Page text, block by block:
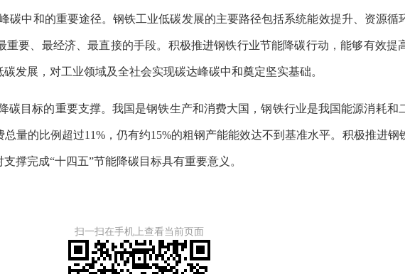
碳中和的重要途径。钢铁工业低碳发展的主要路径包括系统能效提升、资源循
要、最经济、最直接的手段。积极推进钢铁行业节能降碳行动，能够有效提
发展，对工业领域及全社会实现碳达峰碳中和奠定坚实基础。
碳目标的重要支撑。我国是钢铁生产和消费大国，钢铁行业是我国能源消耗和
量的比例超过11%，仍有约15%的粗钢产能能效达不到基准水平。积极推进
撑完成“十四五”节能降碳目标具有重要意义。
扫一扫在手机上查看当前页面